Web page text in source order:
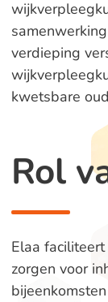
verdieping
kwetsbare
Rol
Elaa
zorgen voor